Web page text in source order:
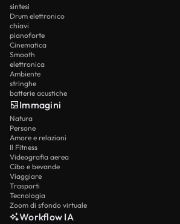
sintesi
Drum elettronico
chiavi
pianoforte
Cinematica
Smooth
elettronica
Ambiente
stringhe
batterie acustiche
Immagini
Natura
Persone
Amore e relazioni
Il Fitness
Videografia aerea
Cibo e bevande
Viaggiare
Trasporti
Tecnologia
Zoom di sfondo virtuale
Workflow IA